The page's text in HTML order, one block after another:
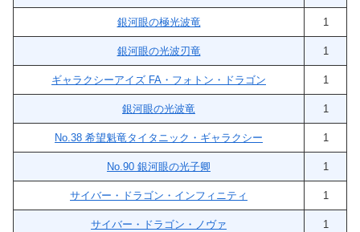
銀河眼の極光波竜 1
銀河眼の光波刃竜 1
ギャラクシーアイズ FA・フォトン・ドラゴン 1
銀河眼の光波竜 1
No.38 希望魁竜タイタニック・ギャラクシー 1
No.90 銀河眼の光子卿 1
サイバー・ドラゴン・インフィニティ 1
サイバー・ドラゴン・ノヴァ 1